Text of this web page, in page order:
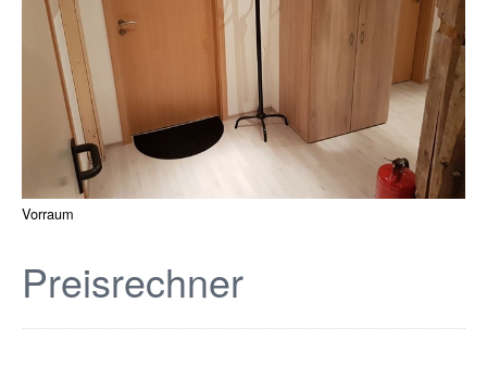
Vorraum
Preisrechner